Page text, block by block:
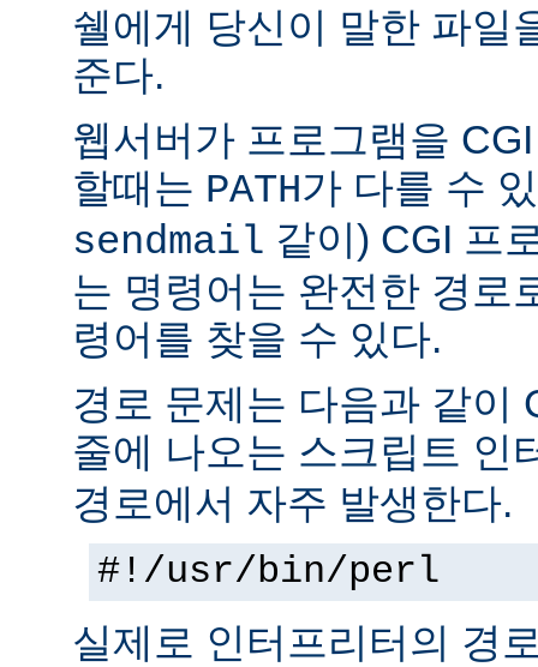
쉘에게 당신이 말한 파일
준다.
웹서버가 프로그램을
할때는 PATH가 다를 수
sendmail 같이) CGI 프
는 명령어는 완전한 경로
령어를 찾을 수 있다.
경로 문제는 다음과 같이
줄에 나오는 스크립트 인
경로에서 자주 발생한다.
#!/usr/bin/perl
실제로 인터프리터의 경